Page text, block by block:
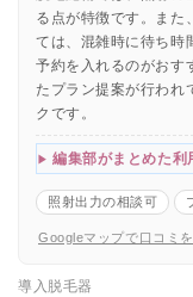
る点が特徴です。また
ては、混雑時に待ち時
予約を入れるのがおす
たプラン提案が行われ
クです。
編集部がまとめた利
照射出力の相談可
Googleマップで口コミ
導入脱毛器